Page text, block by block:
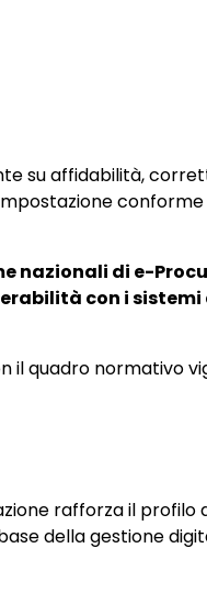
su affidabilità,
nazionali di e-
con i sistemi
il quadro normativo
rafforza il profilo
della gestione